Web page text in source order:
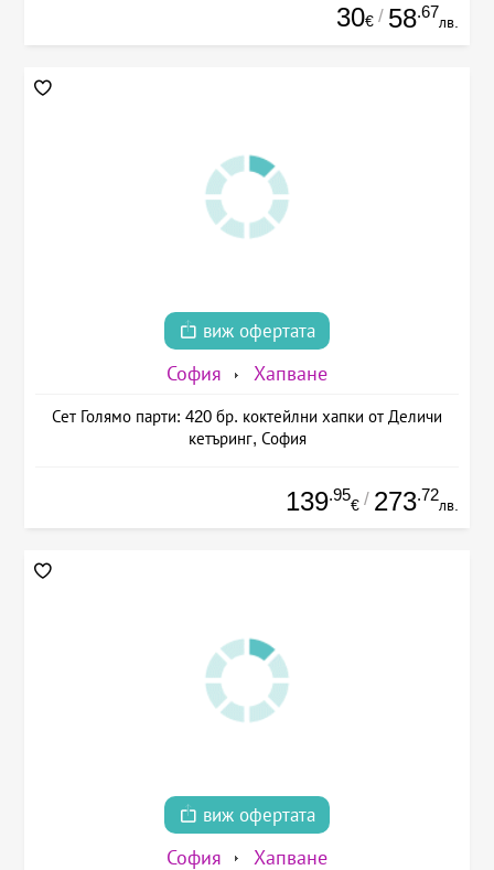
30€ / 58.67
лв.
виж офертата
София Хапване
Сет Голямо парти: 420 бр. коктейлни хапки от Деличи
кетъринг, София
139.95
€ / 273.72
лв.
виж офертата
София Хапване